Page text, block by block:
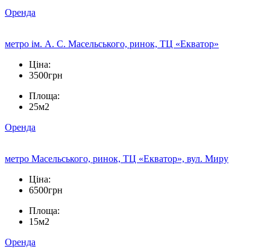
Оренда
метро ім. А. С. Масельського, ринок, ТЦ «Екватор»
Ціна:
3500грн
Площа:
25м2
Оренда
метро Масельського, ринок, ТЦ «Екватор», вул. Миру
Ціна:
6500грн
Площа:
15м2
Оренда